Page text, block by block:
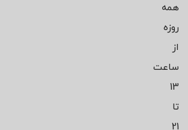
همه
روزه
از
ساعت
13
تا
21